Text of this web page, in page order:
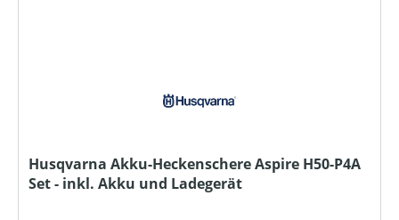
Husqvarna Akku-Heckenschere Aspire H50-P4A
Set - inkl. Akku und Ladegerät